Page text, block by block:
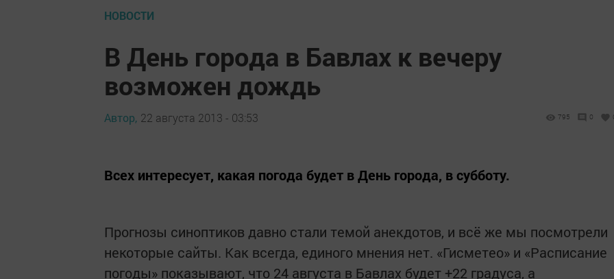
НОВОСТИ
В День города в Бавлах к вечеру
возможен дождь
Автор, 22 августа 2013 - 03:53 795 0
Всех интересует, какая погода будет в День города, в субботу.
Прогнозы синоптиков давно стали темой анекдотов, и всё же мы посмотрели
некоторые сайты. Как всегда, единого мнения нет. «Гисметео» и «Расписание
погоды» показывают, что 24 августа в Бавлах будет +22 градуса, а